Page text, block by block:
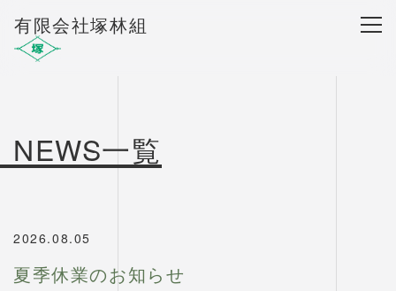
有限会社塚林組
NEWS一覧
2026.08.05
夏季休業のお知らせ